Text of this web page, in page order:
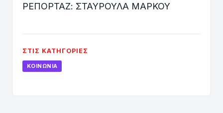
ΡΕΠΟΡΤΑΖ: ΣΤΑΥΡΟΥΛΑ ΜΑΡΚΟΥ
ΣΤΙΣ ΚΑΤΗΓΟΡΊΕΣ
ΚΟΙΝΩΝΊΑ